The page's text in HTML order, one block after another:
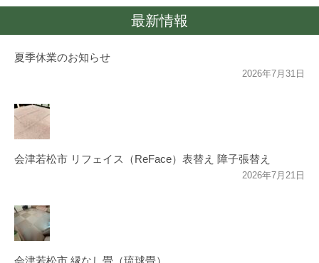
最新情報
夏季休業のお知らせ
2026年7月31日
会津若松市 リフェイス（ReFace）表替え 障子張替え
2026年7月21日
会津若松市 縁なし畳（琉球畳）